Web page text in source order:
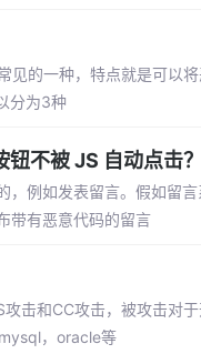
见的一种，特点就是可
分为3种
不被 JS 自动点击？
，例如发表留言。假如
带有恶意代码的留言
击和CC攻击，被攻击对
，oracle等